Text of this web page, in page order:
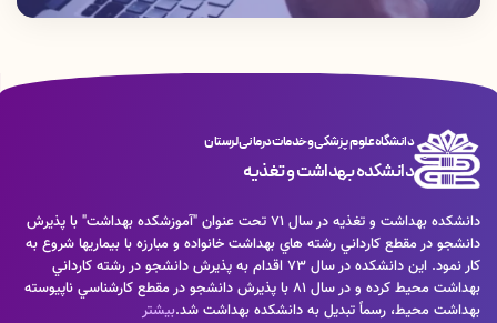
دانشگاه علوم پزشکی و خدمات درمانی لرستان
دانشکده بهداشت و تغذیه
دانشكده بهداشت و تغذيه در سال 71 تحت عنوان "آموزشكده بهداشت" با پذيرش
دانشجو در مقطع كارداني رشته هاي بهداشت خانواده و مبارزه با بيماريها شروع به
كار نمود. اين دانشكده در سال 73 اقدام به پذيرش دانشجو در رشته كارداني
بهداشت محيط كرده و در سال 81 با پذيرش دانشجو در مقطع كارشناسي ناپيوسته
بهداشت محيط، رسماً تبديل به دانشكده بهداشت شد.بیشتر